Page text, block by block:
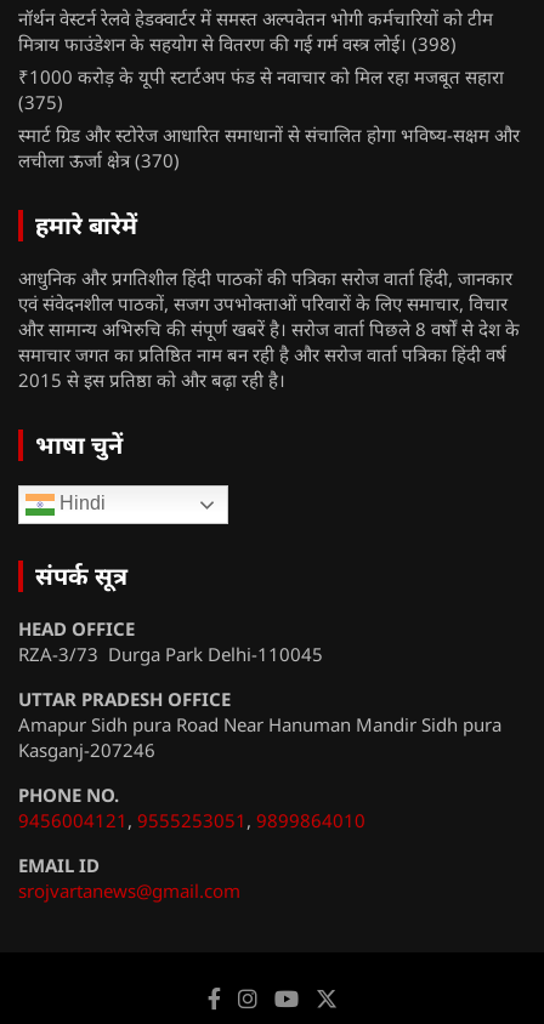
नॉर्थन वेस्टर्न रेलवे हेडक्वार्टर में समस्त अल्पवेतन भोगी कर्मचारियों को टीम
मित्राय फाउंडेशन के सहयोग से वितरण की गई गर्म वस्त्र लोई। (398)
₹1000 करोड़ के यूपी स्टार्टअप फंड से नवाचार को मिल रहा मजबूत सहारा
(375)
स्मार्ट ग्रिड और स्टोरेज आधारित समाधानों से संचालित होगा भविष्य-सक्षम और
लचीला ऊर्जा क्षेत्र (370)
हमारे बारेमें
आधुनिक और प्रगतिशील हिंदी पाठकों की पत्रिका सरोज वार्ता हिंदी, जानकार
एवं संवेदनशील पाठकों, सजग उपभोक्ताओं परिवारों के लिए समाचार, विचार
और सामान्य अभिरुचि की संपूर्ण खबरें है। सरोज वार्ता पिछले 8 वर्षों से देश के
समाचार जगत का प्रतिष्ठित नाम बन रही है और सरोज वार्ता पत्रिका हिंदी वर्ष
2015 से इस प्रतिष्ठा को और बढ़ा रही है।
भाषा चुनें
Hindi
संपर्क सूत्र
HEAD OFFICE
RZA-3/73 Durga Park Delhi-110045
UTTAR PRADESH OFFICE
Amapur Sidh pura Road Near Hanuman Mandir Sidh pura
Kasganj-207246
PHONE NO.
9456004121 , 9555253051 , 9899864010
EMAIL ID
srojvartanews@gmail.com